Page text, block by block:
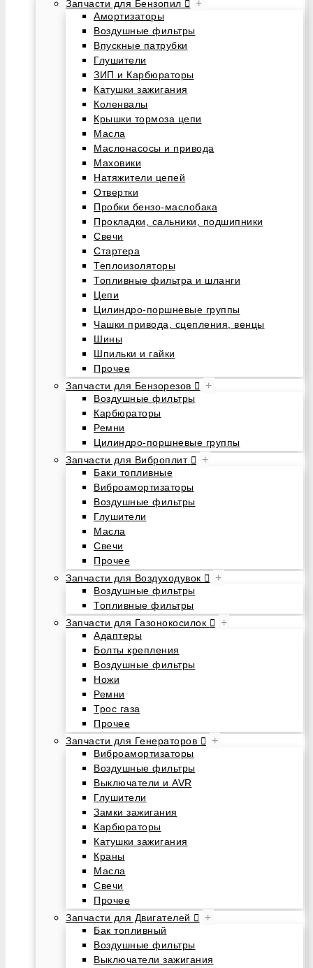
Запчасти для Бензопил +
Амортизаторы
Воздушные фильтры
Впускные патрубки
Глушители
ЗИП и Карбюраторы
Катушки зажигания
Коленвалы
Крышки тормоза цепи
Масла
Маслонасосы и привода
Маховики
Натяжители цепей
Отвертки
Пробки бензо-маслобака
Прокладки, сальники, подшипники
Свечи
Стартера
Теплоизоляторы
Топливные фильтра и шланги
Цепи
Цилиндро-поршневые группы
Чашки привода, сцепления, венцы
Шины
Шпильки и гайки
Прочее
Запчасти для Бензорезов
+
Воздушные фильтры
Карбюраторы
Ремни
Цилиндро-поршневые группы
Запчасти для Виброплит
+
Баки топливные
Виброамортизаторы
Воздушные фильтры
Глушители
Масла
Свечи
Прочее
Запчасти для Воздуходувок
+
Воздушные фильтры
Топливные фильтры
Запчасти для Газонокосилок
+
Адаптеры
Болты крепления
Воздушные фильтры
Ножи
Ремни
Трос газа
Прочее
Запчасти для Генераторов
+
Виброамортизаторы
Воздушные фильтры
Выключатели и AVR
Глушители
Замки зажигания
Карбюраторы
Катушки зажигания
Краны
Масла
Свечи
Прочее
Запчасти для Двигателей
+
Бак топливный
Воздушные фильтры
Выключатели зажигания